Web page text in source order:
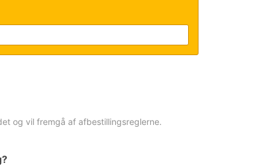
og vil fremgå af afbestillingsreglerne.